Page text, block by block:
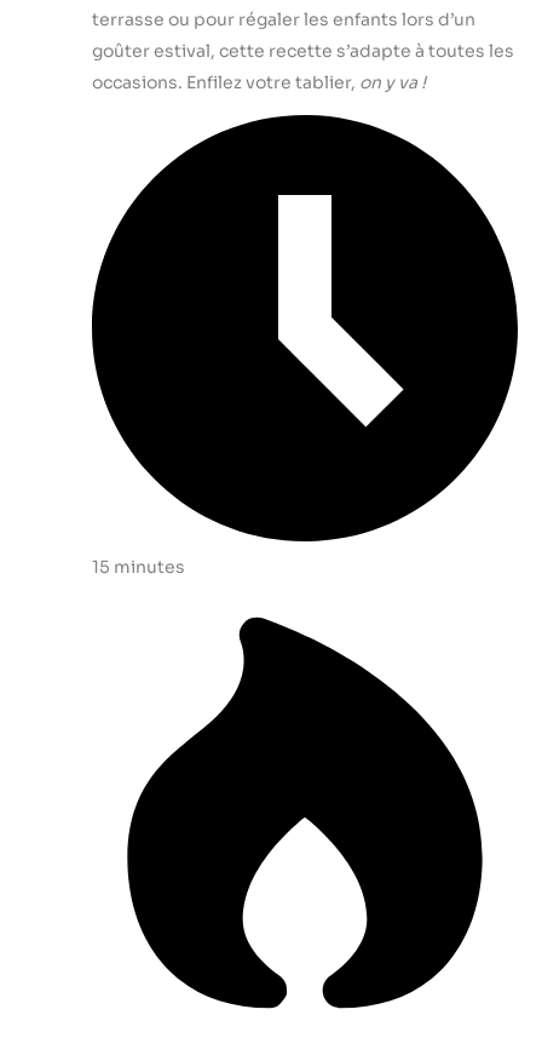
terrasse ou pour régaler les enfants lors d’un
goûter estival, cette recette s’adapte à toutes les
occasions. Enfilez votre tablier, on y va !
15 minutes